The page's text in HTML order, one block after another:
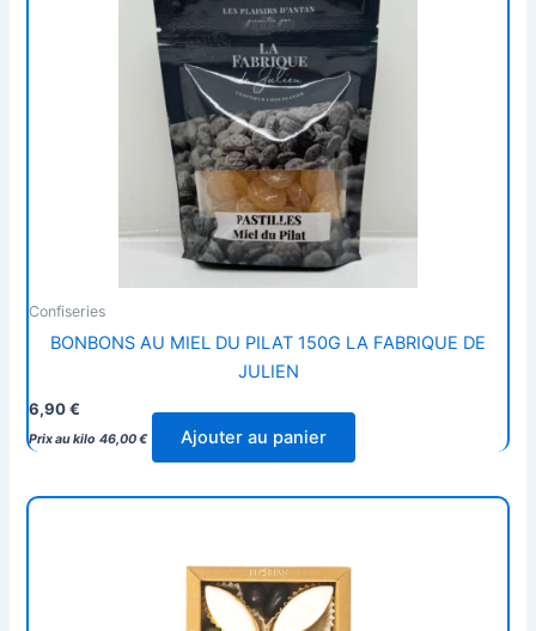
Confiseries
BONBONS AU MIEL DU PILAT 150G LA FABRIQUE DE
JULIEN
6,90€
Prix au kilo 46,00€ Ajouter au panier